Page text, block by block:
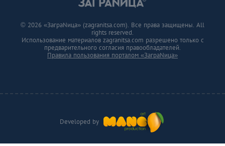
Developed by
© 2026 «ЗаграNица» (zagranitsa.com). Все права защищены. All
rights reserved.
Использование материалов zagranitsa.com разрешено только с
предварительного согласия правообладателей.
Правила пользования порталом «ЗаграNица»